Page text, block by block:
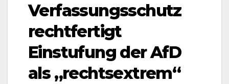
Verfassungsschutz
rechtfertigt
Einstufung der AfD
als „rechtsextrem“